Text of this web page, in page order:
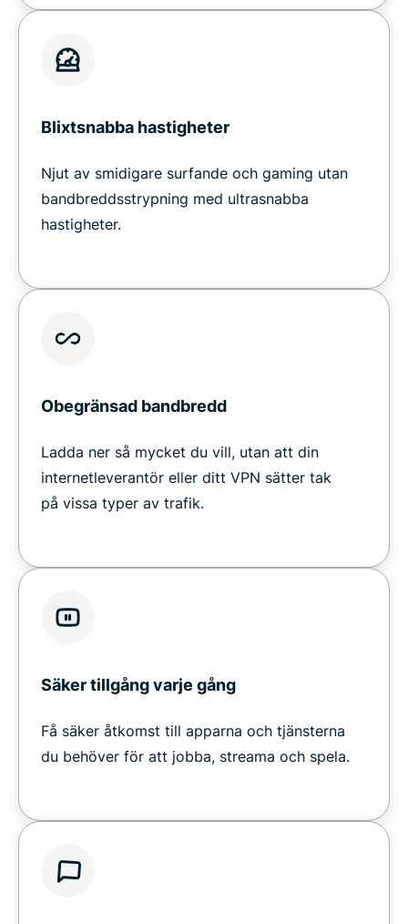
Blixtsnabba hastigheter
Njut av smidigare surfande och gaming utan
bandbreddsstrypning med ultrasnabba
hastigheter.
Obegränsad bandbredd
Ladda ner så mycket du vill, utan att din
internetleverantör eller ditt VPN sätter tak
på vissa typer av trafik.
Säker tillgång varje gång
Få säker åtkomst till apparna och tjänsterna
du behöver för att jobba, streama och spela.